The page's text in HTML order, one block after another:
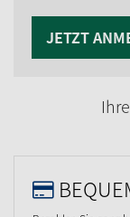
JETZT